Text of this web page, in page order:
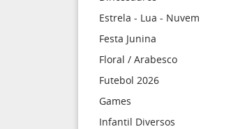
Estrela - Lua - Nuvem
Festa Junina
Floral / Arabesco
Futebol 2026
Games
Infantil Diversos